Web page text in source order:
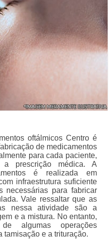
oftálmicos Centro é
de medicamentos
para cada paciente,
a prescrição médica. A
é realizada em
infraestrutura suficiente
necessárias para fabricar
Vale ressaltar que as
nessa atividade são a
e a mistura. No entanto,
algumas operações
tamisação e a trituração.